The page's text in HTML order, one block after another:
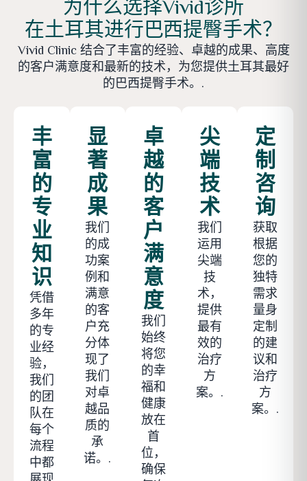
为什么选择Vivid诊所
在土耳其进行巴西提臀手术？
Vivid Clinic 结合了丰富的经验、卓越的成果、高度
的客户满意度和最新的技术，为您提供土耳其最好
的巴西提臀手术。.
丰
富
的
专
业
知
识
凭借
多年
的专
业经
验，
我们
的团
队在
每个
流程
中都
显
著
成
果
我们
的成
功案
例和
满意
的客
户充
分体
现了
我们
对卓
越品
质的
承
诺。.
卓
越
的
客
户
满
意
度
我们
始终
将您
的幸
福和
健康
放在
首
位，
确保
尖
端
技
术
我们
运用
尖端
技
术，
提供
最有
效的
治疗
方
案。.
定
制
咨
询
获取
根据
您的
独特
需求
量身
定制
的建
议和
治疗
方
案。.